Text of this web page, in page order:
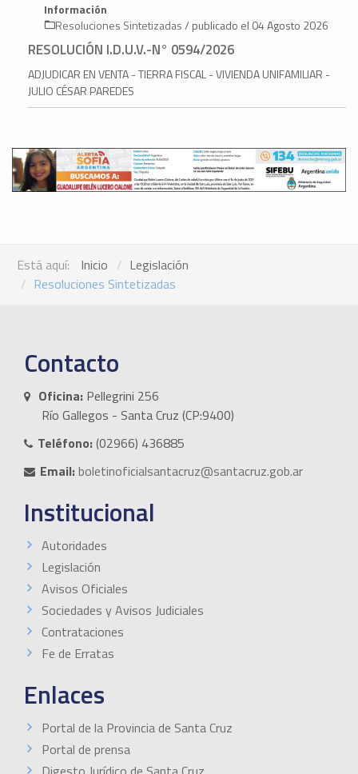
Información
Resoluciones Sintetizadas/ publicado el 04 Agosto 2026
RESOLUCIÓN I.D.U.V.-N° 0594/2026
ADJUDICAR EN VENTA - TIERRA FISCAL - VIVIENDA UNIFAMILIAR -
JULIO CÉSAR PAREDES
Está aquí: Inicio
Legislación
Resoluciones Sintetizadas
Contacto
Oficina: Pellegrini 256
Río Gallegos - Santa Cruz (CP:9400)
Teléfono:(02966) 436885
Email:boletinoficialsantacruz@santacruz.gob.ar
Institucional
Autoridades
Legislación
Avisos Oficiales
Sociedades y Avisos Judiciales
Contrataciones
Fe de Erratas
Enlaces
Portal de la Provincia de Santa Cruz
Portal de prensa